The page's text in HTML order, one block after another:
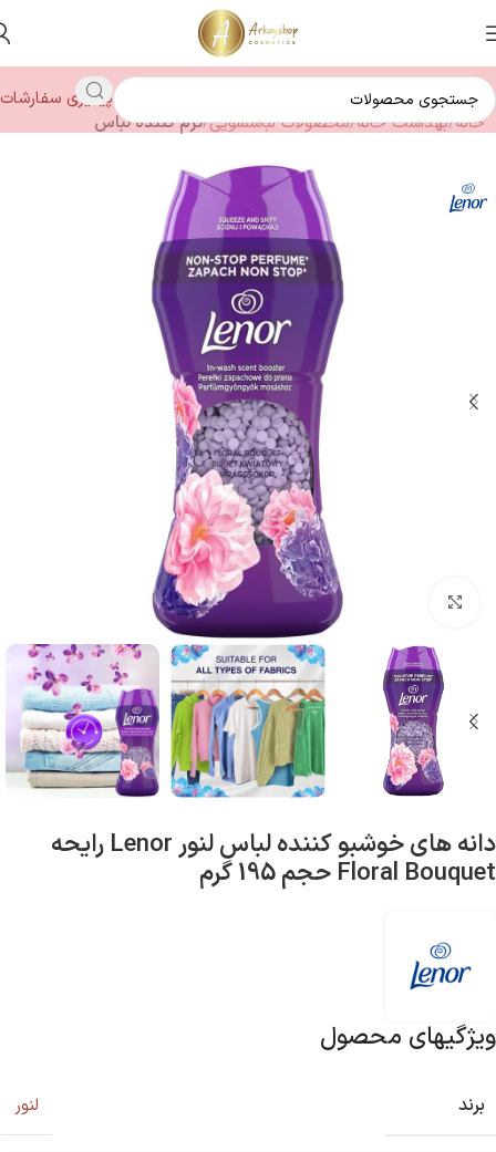
پیگیری سفارشات
خانه بهداشت خانه محصولات لباسشویی نرم کننده لباس
بزرگنمایی تصویر
دانه های خوشبو کننده لباس لنور Lenor رایحه
Floral Bouquet حجم 195 گرم
ویژگیهای محصول
برند لنور